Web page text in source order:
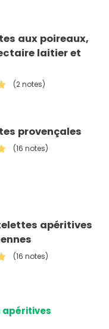
aux poireaux,
laitier et
(2 notes)
provençales
(16 notes)
apéritives
(16 notes)